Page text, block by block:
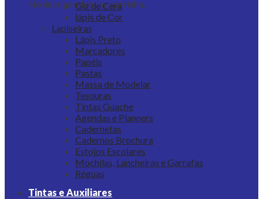
Nenhum produto no carrinho.
Giz de Cera
lápis de Cor
Lapiseiras
Lápis Preto
Marcadores
Papéis
Pastas
Massa de Modelar
Tesouras
Tintas Guache
Agendas e Planners
Cadernetas
Cadernos Brochura
Estojos Escolares
Mochilas, Lancheiras e Garrafas
Réguas
Tintas e Auxiliares